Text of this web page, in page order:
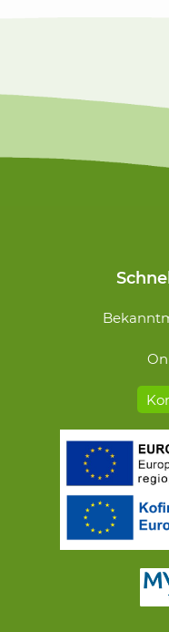
Navigation